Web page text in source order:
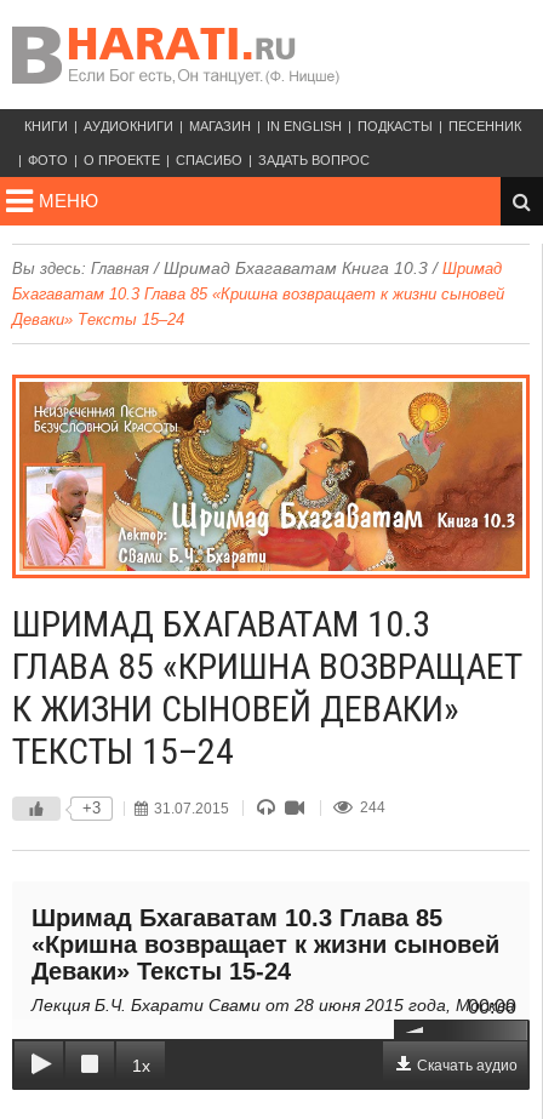
КНИГИ АУДИОКНИГИ МАГАЗИН IN ENGLISH ПОДКАСТЫ ПЕСЕННИК
ФОТО О ПРОЕКТЕ СПАСИБО ЗАДАТЬ ВОПРОС
МЕНЮ
Вы здесь: Главная /Шримад Бхагаватам Книга 10.3 / Шримад
Бхагаватам 10.3 Глава 85 «Кришна возвращает к жизни сыновей
Деваки» Тексты 15–24
ШРИМАД БХАГАВАТАМ 10.3
ГЛАВА 85 «КРИШНА ВОЗВРАЩАЕТ
К ЖИЗНИ СЫНОВЕЙ ДЕВАКИ»
ТЕКСТЫ 15–24
+3 31.07.2015 244
Шримад Бхагаватам 10.3 Глава 85
«Кришна возвращает к жизни сыновей
Деваки» Тексты 15-24
Лекция Б.Ч. Бхарати Свами от 28 июня 2015 года, Москва
00:00
1x Скачать аудио